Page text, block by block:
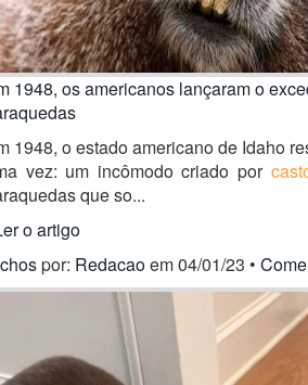
1948, os americanos lançaram o
1948, o estado americano de Idaho
vez: um incômodo criado por
que so...
o artigo
por: Redacaoem 04/01/23 •